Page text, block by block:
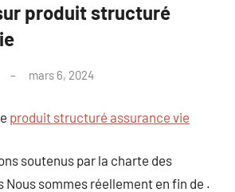
produit structuré
mars 6, 2024
produit structuré assurance vie
soutenus par la charte des
Nous sommes réellement en fin de .